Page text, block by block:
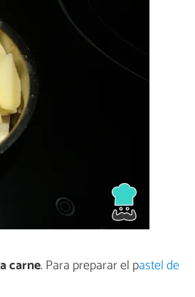
carne. Para preparar el pastel de